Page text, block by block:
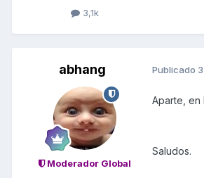
3,1k
abhang
Moderador Global
Publicado
Aparte, en
Saludos.